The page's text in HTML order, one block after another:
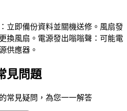
立即備份資料並關機送修。風扇發
換風扇。電源發出嗡嗡聲：可能電
供應器。
見問題
常見疑問，為您一一解答